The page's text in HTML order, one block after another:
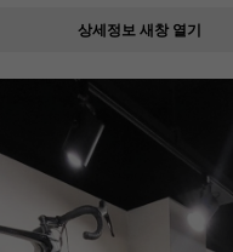
상세정보 새창 열기